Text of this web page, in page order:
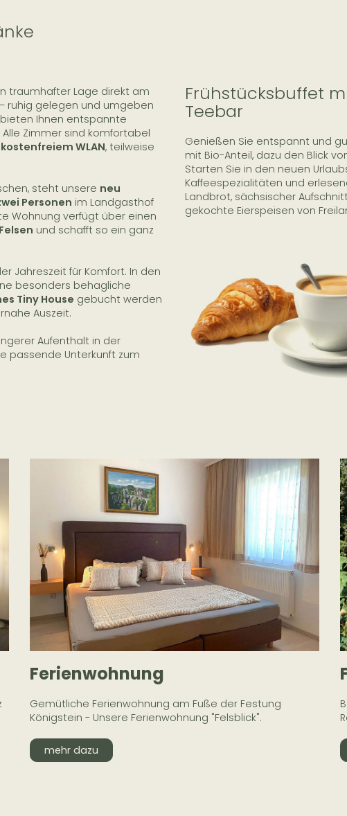
traumhafter Lage direkt am
– ruhig gelegen und umgeben
bieten Ihnen entspannte
Zimmer sind komfortabel
WLAN, teilweise
steht unsere neu
Personen im Landgasthof
Wohnung verfügt über einen
und schafft so ein ganz
Jahreszeit für Komfort. In den
besonders behagliche
Tiny House gebucht werden
Auszeit.
Aufenthalt in der
passende Unterkunft zum
Frühstücksbuffet
Teebar
Genießen Sie entspannt und
mit Bio-Anteil, dazu den Blick
Starten Sie in den neuen
Kaffeespezialitäten und
Landbrot, sächsischer
gekochte Eierspeisen von
Ferienwohnung
Gemütliche Ferienwohnung am Fuße der Festung
Königstein - Unsere Ferienwohnung "Felsblick".
mehr dazu